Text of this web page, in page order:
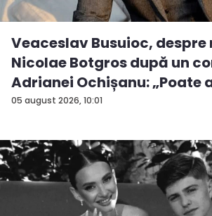
05 august 2026, 10:01
Veaceslav Busuioc,
Nicolae Botgros după un
Adrianei Ochișanu: „Poate
supăra...